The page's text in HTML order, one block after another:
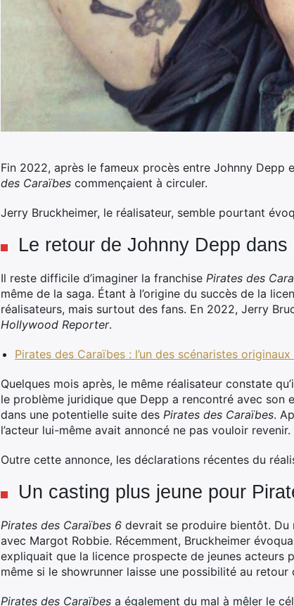
Fin 2022, après le fameux procès entre Johnny Depp
des Caraïbes commençaient à circuler.
Jerry Bruckheimer, le réalisateur, semble pourtant
Le retour de Johnny Depp dans
Il reste difficile d’imaginer la franchise Pirates des
même de la saga. Étant à l’origine du succès de la
réalisateurs, mais surtout des fans. En 2022, Jerry
Hollywood Reporter.
Pirates des Caraïbes : l’un des scénaristes
Quelques mois après, le même réalisateur constate
le problème juridique que Depp a rencontré avec son
dans une potentielle suite des Pirates des Caraïbes.
l’acteur lui-même avait annoncé ne pas vouloir revenir.
Outre cette annonce, les déclarations récentes du
Un casting plus jeune pour
Pirates des Caraïbes 6 devrait se produire bientôt. Du
avec Margot Robbie. Récemment, Bruckheimer
expliquait que la licence prospecte de jeunes
même si le showrunner laisse une possibilité au retour
Pirates des Caraïbes a également du mal à mêler le